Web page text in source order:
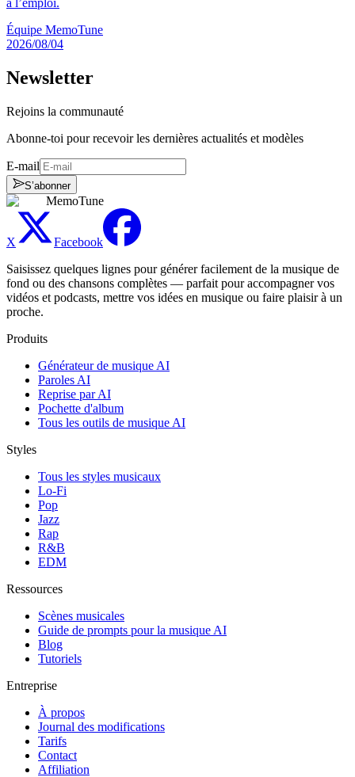
Équipe MemoTune
2026/08/04
Newsletter
Rejoins la communauté
Abonne-toi pour recevoir les dernières actualités et modèles
E-mail
S’abonner
MemoTune
X
Facebook
Saisissez quelques lignes pour générer facilement de la musique de
fond ou des chansons complètes — parfait pour accompagner vos
vidéos et podcasts, mettre vos idées en musique ou faire plaisir à un
proche.
Produits
Générateur de musique AI
Paroles AI
Reprise par AI
Pochette d'album
Tous les outils de musique AI
Styles
Tous les styles musicaux
Lo-Fi
Pop
Jazz
Rap
R&B
EDM
Ressources
Scènes musicales
Guide de prompts pour la musique AI
Blog
Tutoriels
Entreprise
À propos
Journal des modifications
Tarifs
Contact
Affiliation